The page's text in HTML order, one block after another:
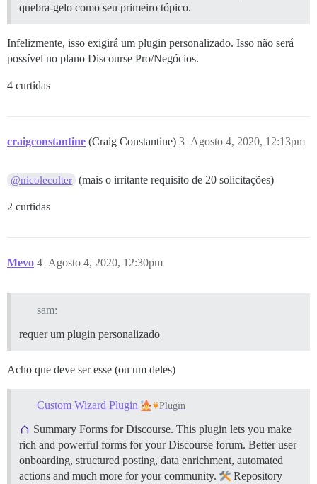
quebra-gelo como seu primeiro tópico.
Infelizmente, isso exigirá um plugin personalizado. Isso não será
possível no plano Discourse Pro/Negócios.
4 curtidas
craigconstantine (Craig Constantine) Agosto 4, 2020, 12:13pm
3
@nicolecolter (mais o irritante requisito de 20 solicitações)
2 curtidas
Mevo Agosto 4, 2020, 12:30pm
4
sam:
requer um plugin personalizado
Acho que deve ser esse (ou um deles)
Custom Wizard Plugin Plugin
Summary Forms for Discourse. This plugin lets you make
rich and powerful forms for your Discourse forum. Better user
onboarding, structured posting, data enrichment, automated
actions and much more for your community.
Repository